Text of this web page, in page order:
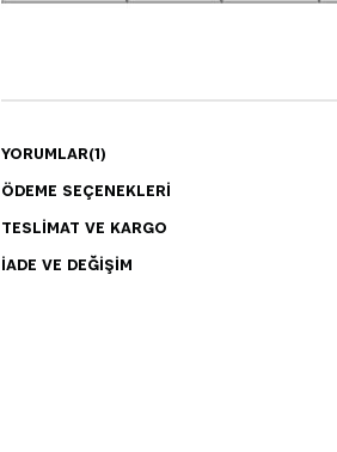
YORUMLAR(1)
ÖDEME SEÇENEKLERI
TESLIMAT VE KARGO
İADE VE DEĞIŞIM